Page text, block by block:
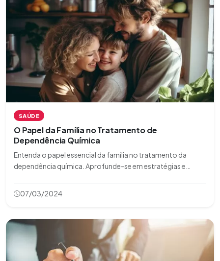
SAÚDE
O Papel da Família no Tratamento de
Dependência Química
Entenda o papel essencial da família no tratamento da
dependência química. Aprofunde-se em estratégias e
07/03/2024